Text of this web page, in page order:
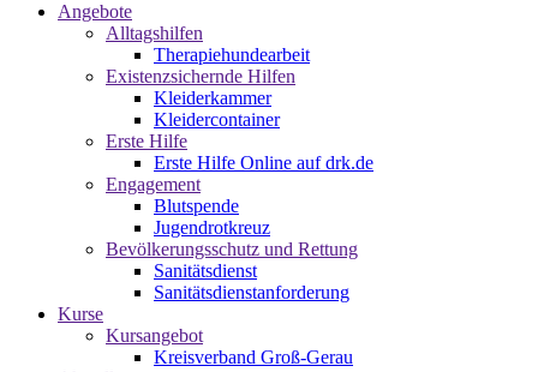
Angebote
Alltagshilfen
Therapiehundearbeit
Existenzsichernde Hilfen
Kleiderkammer
Kleidercontainer
Erste Hilfe
Erste Hilfe Online auf drk.de
Engagement
Blutspende
Jugendrotkreuz
Bevölkerungsschutz und Rettung
Sanitätsdienst
Sanitätsdienstanforderung
Kurse
Kursangebot
Kreisverband Groß-Gerau